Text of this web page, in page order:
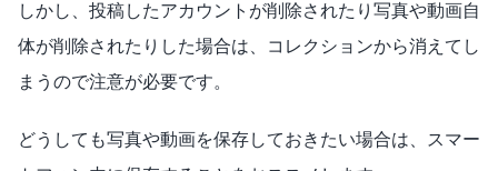
しかし、投稿したアカウントが削除されたり写真や動画自
体が削除されたりした場合は、コレクションから消えてし
まうので注意が必要です。
どうしても写真や動画を保存しておきたい場合は、スマー